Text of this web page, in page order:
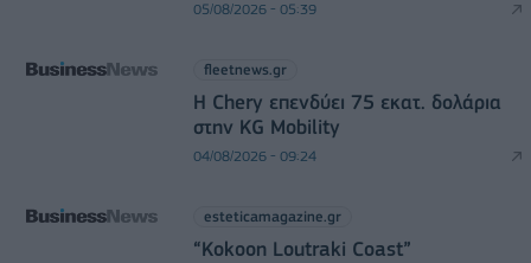
05/08/2026 - 05:39
fleetnews.gr
Η Chery επενδύει 75 εκατ. δολάρια
στην KG Mobility
04/08/2026 - 09:24
esteticamagazine.gr
“Kokoon Loutraki Coast”